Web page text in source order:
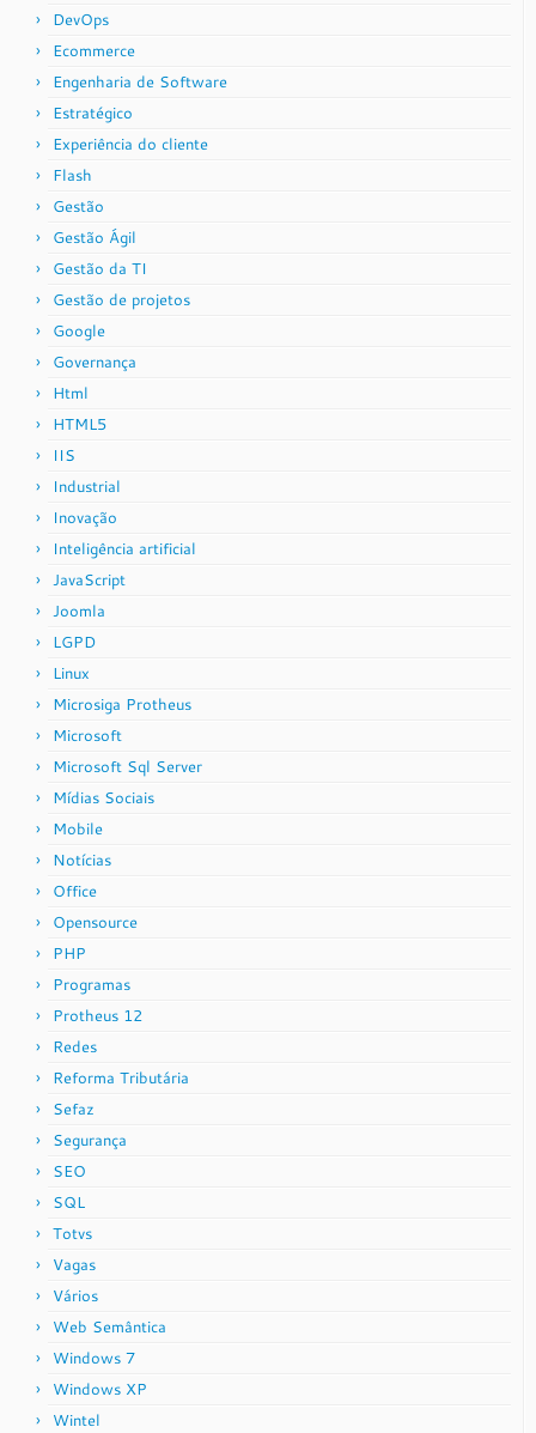
DevOps
Ecommerce
Engenharia de Software
Estratégico
Experiência do cliente
Flash
Gestão
Gestão Ágil
Gestão da TI
Gestão de projetos
Google
Governança
Html
HTML5
IIS
Industrial
Inovação
Inteligência artificial
JavaScript
Joomla
LGPD
Linux
Microsiga Protheus
Microsoft
Microsoft Sql Server
Mídias Sociais
Mobile
Notícias
Office
Opensource
PHP
Programas
Protheus 12
Redes
Reforma Tributária
Sefaz
Segurança
SEO
SQL
Totvs
Vagas
Vários
Web Semântica
Windows 7
Windows XP
Wintel